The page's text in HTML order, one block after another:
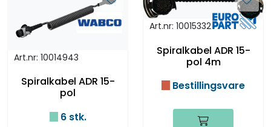
Art.nr: 10014943
Spiralkabel ADR 15-
pol
6 stk.
Art.nr: 10015332
Spiralkabel ADR 15-
pol 4m
Bestillingsvare